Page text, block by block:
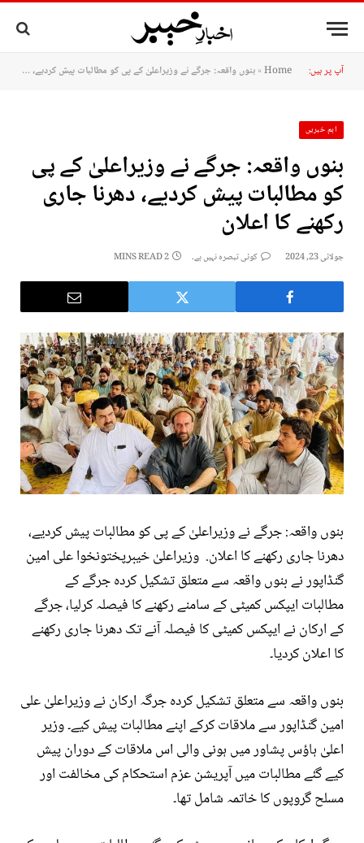
آپ پر ہیں: Home
»بنوں واقعہ: جرگے نے وزیراعلیٰ کے پی کو مطالبات پیش کردیے، دھرنا جاری رکھنے کا اعلان
اہم خبریں
بنوں واقعہ: جرگے نے وزیراعلیٰ کے پی
کو مطالبات پیش کردیے، دھرنا جاری
رکھنے کا اعلان
جولائی 23, 2024 کوئی تبصرہ نہیں ہے۔ 2 MINS READ
بنوں واقعہ: جرگے نے وزیراعلیٰ کے پی کو مطالبات پیش کردیے،
دھرنا جاری رکھنے کا اعلان. وزیراعلیٰ خیبرپختونخوا علی امین
گنڈاپور نے بنوں واقعہ سے متعلق تشکیل کردہ جرگے کے
مطالبات ایپکس کمیٹی کے سامنے رکھنے کا فیصلہ کرلیا، جرگے
کے ارکان نے ایپکس کمیٹی کا فیصلہ آنے تک دھرنا جاری رکھنے
کا اعلان کردیا۔
بنوں واقعہ سے متعلق تشکیل کردہ جرگہ ارکان نے وزیراعلیٰ علی
امین گنڈاپور سے ملاقات کرکے اپنے مطالبات پیش کیے۔ وزیر
اعلیٰ ہاؤس پشاور میں ہونی والی اس ملاقات کے دوران پیش
کیے گئے مطالبات میں آپریشن عزم استحکام کی مخالفت اور
مسلح گروپوں کا خاتمہ شامل تھا۔